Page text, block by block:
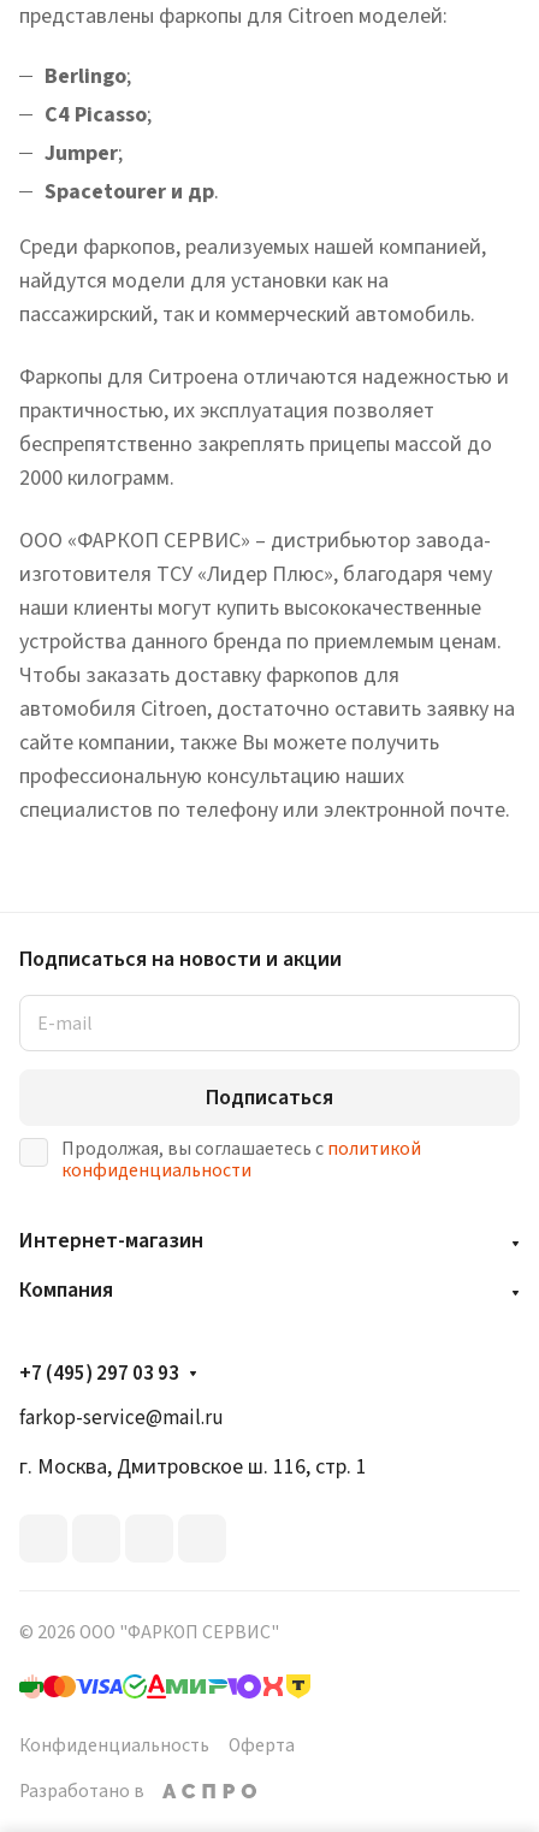
представлены фаркопы для Citroen моделей:
Berlingo;
C4 Picasso;
Jumper;
Spacetourer и др.
Среди фаркопов, реализуемых нашей компанией,
найдутся модели для установки как на
пассажирский, так и коммерческий автомобиль.
Фаркопы для Ситроена отличаются надежностью и
практичностью, их эксплуатация позволяет
беспрепятственно закреплять прицепы массой до
2000 килограмм.
ООО «ФАРКОП СЕРВИС» – дистрибьютор завода-
изготовителя ТСУ «Лидер Плюс», благодаря чему
наши клиенты могут купить высококачественные
устройства данного бренда по приемлемым ценам.
Чтобы заказать доставку фаркопов для
автомобиля Citroen, достаточно оставить заявку на
сайте компании, также Вы можете получить
профессиональную консультацию наших
специалистов по телефону или электронной почте.
Подписаться на новости и акции
Подписаться
Продолжая, вы соглашаетесь сполитикой
конфиденциальности
Интернет-магазин
Компания
+7 (495) 297 03 93
farkop-service@mail.ru
г. Москва, Дмитровское ш. 116, стр. 1
© 2026 ООО "ФАРКОП СЕРВИС"
Конфиденциальность
Оферта
Разработано в